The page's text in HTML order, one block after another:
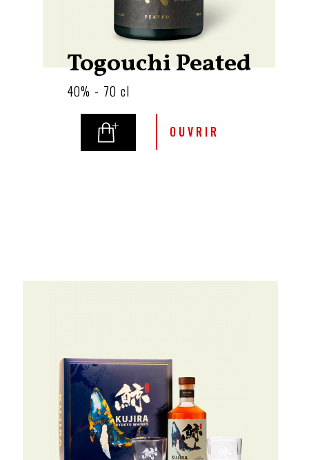
Togouchi Peated
40% - 70 cl
OUVRIR